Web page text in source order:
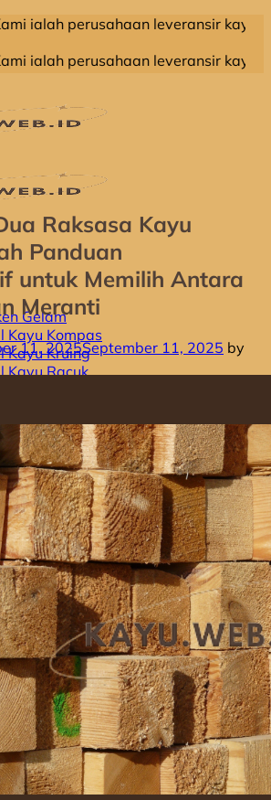
leveransir kayu olahan
leveransir kayu olahan
Gelam
Kayu Kompas
Kayu Kruing
Kayu Racuk
Lokal Murah
Kayu Tembalun
Palet Kayu
Kayu Kamper Medan
Triplek
Pasang Lantai Kayu
Kayu Kamper Samarinda
Raksasa Kayu
Panduan
untuk Memilih Antara
Meranti
11, 2025September 11, 2025 by